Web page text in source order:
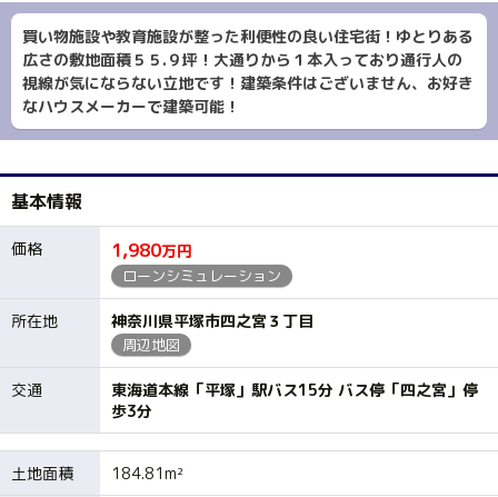
買い物施設や教育施設が整った利便性の良い住宅街！ゆとりある
広さの敷地面積５５.９坪！大通りから１本入っており通行人の
視線が気にならない立地です！建築条件はございません、お好き
なハウスメーカーで建築可能！
基本情報
価格 1,980万円
ローンシミュレーション
所在地 神奈川県平塚市四之宮３丁目
周辺地図
交通
東海道本線「平塚」駅バス15分 バス停「四之宮」停
歩3分
土地面積 184.81m²